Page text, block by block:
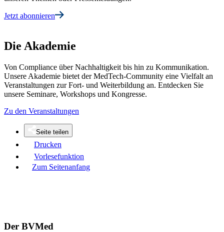
Jetzt abonnieren
Die Akademie
Von Compliance über Nachhaltigkeit bis hin zu Kommunikation.
Unsere Akademie bietet der MedTech-Community eine Vielfalt an
Veranstaltungen zur Fort- und Weiterbildung an. Entdecken Sie
unsere Seminare, Workshops und Kongresse.
Zu den Veranstaltungen
Seite teilen
Drucken
Vorlesefunktion
Zum Seitenanfang
Der BVMed